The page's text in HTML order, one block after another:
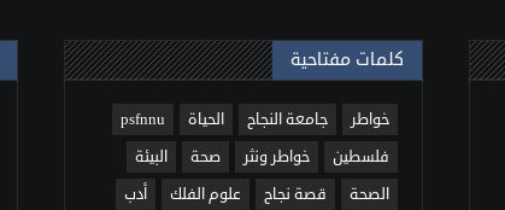
كلمات مفتاحية
خواطر جامعة النجاح الحياة
psfnnu
فلسطين
خواطر ونثر صحة
البيئة
الصحة
قصة نجاح علوم الفلك
أدب